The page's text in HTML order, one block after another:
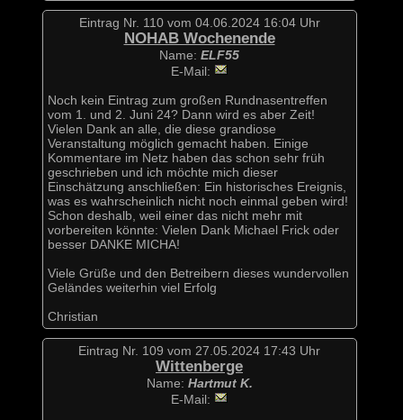
Eintrag Nr. 110 vom 04.06.2024 16:04 Uhr
NOHAB Wochenende
Name: ELF55
E-Mail:
Noch kein Eintrag zum großen Rundnasentreffen
vom 1. und 2. Juni 24? Dann wird es aber Zeit!
Vielen Dank an alle, die diese grandiose
Veranstaltung möglich gemacht haben. Einige
Kommentare im Netz haben das schon sehr früh
geschrieben und ich möchte mich dieser
Einschätzung anschließen: Ein historisches Ereignis,
was es wahrscheinlich nicht noch einmal geben wird!
Schon deshalb, weil einer das nicht mehr mit
vorbereiten könnte: Vielen Dank Michael Frick oder
besser DANKE MICHA!
Viele Grüße und den Betreibern dieses wundervollen
Geländes weiterhin viel Erfolg
Christian
Eintrag Nr. 109 vom 27.05.2024 17:43 Uhr
Wittenberge
Name: Hartmut K.
E-Mail: